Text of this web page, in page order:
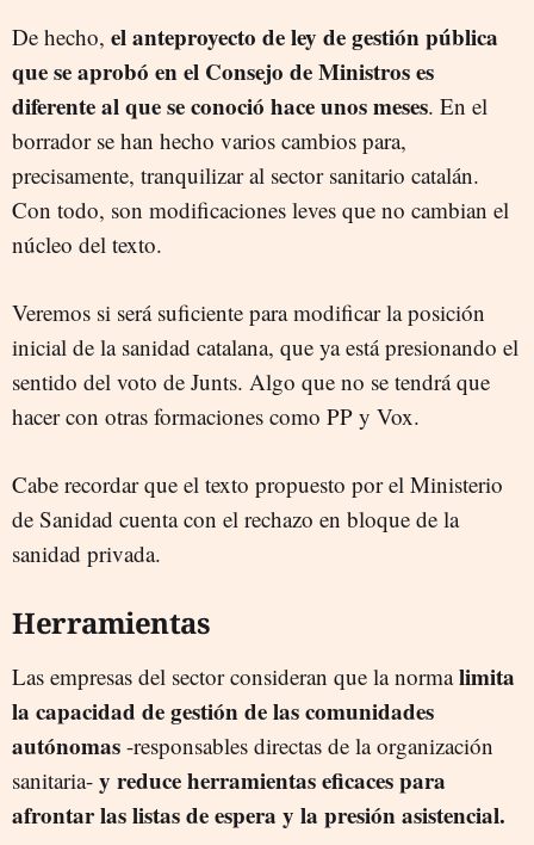
De hecho, el anteproyecto de ley de gestión pública
que se aprobó en el Consejo de Ministros es
diferente al que se conoció hace unos meses. En el
borrador se han hecho varios cambios para,
precisamente, tranquilizar al sector sanitario catalán.
Con todo, son modificaciones leves que no cambian el
núcleo del texto.
Veremos si será suficiente para modificar la posición
inicial de la sanidad catalana, que ya está presionando el
sentido del voto de Junts. Algo que no se tendrá que
hacer con otras formaciones como PP y Vox.
Cabe recordar que el texto propuesto por el Ministerio
de Sanidad cuenta con el rechazo en bloque de la
sanidad privada.
Herramientas
Las empresas del sector consideran que la normalimita
la capacidad de gestión de las comunidades
autónomas -responsables directas de la organización
sanitaria- y reduce herramientas eficaces para
afrontar las listas de espera y la presión asistencial.